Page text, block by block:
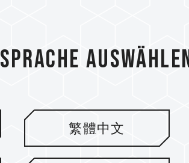
Product deosn't match
Sprache
繁體中文